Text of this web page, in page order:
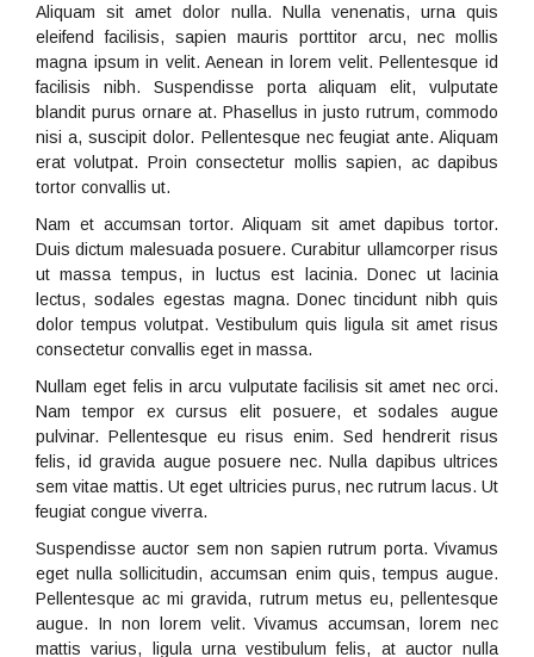
Aliquam sit amet dolor nulla. Nulla venenatis, urna quis
eleifend facilisis, sapien mauris porttitor arcu, nec mollis
magna ipsum in velit. Aenean in lorem velit. Pellentesque id
facilisis nibh. Suspendisse porta aliquam elit, vulputate
blandit purus ornare at. Phasellus in justo rutrum, commodo
nisi a, suscipit dolor. Pellentesque nec feugiat ante. Aliquam
erat volutpat. Proin consectetur mollis sapien, ac dapibus
tortor convallis ut.
Nam et accumsan tortor. Aliquam sit amet dapibus tortor.
Duis dictum malesuada posuere. Curabitur ullamcorper risus
ut massa tempus, in luctus est lacinia. Donec ut lacinia
lectus, sodales egestas magna. Donec tincidunt nibh quis
dolor tempus volutpat. Vestibulum quis ligula sit amet risus
consectetur convallis eget in massa.
Nullam eget felis in arcu vulputate facilisis sit amet nec orci.
Nam tempor ex cursus elit posuere, et sodales augue
pulvinar. Pellentesque eu risus enim. Sed hendrerit risus
felis, id gravida augue posuere nec. Nulla dapibus ultrices
sem vitae mattis. Ut eget ultricies purus, nec rutrum lacus. Ut
feugiat congue viverra.
Suspendisse auctor sem non sapien rutrum porta. Vivamus
eget nulla sollicitudin, accumsan enim quis, tempus augue.
Pellentesque ac mi gravida, rutrum metus eu, pellentesque
augue. In non lorem velit. Vivamus accumsan, lorem nec
mattis varius, ligula urna vestibulum felis, at auctor nulla